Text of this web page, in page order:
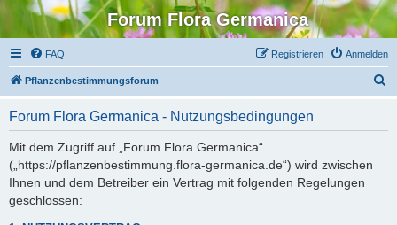
Forum Flora Germanica
FAQ Anmelden
Registrieren
Pflanzenbestimmungsforum
Forum Flora Germanica - Nutzungsbedingungen
Mit dem Zugriff auf „Forum Flora Germanica“
(„https://pflanzenbestimmung.flora-germanica.de“) wird zwischen
Ihnen und dem Betreiber ein Vertrag mit folgenden Regelungen
geschlossen: